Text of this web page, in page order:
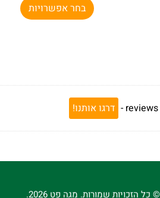
בחר אפשרויות
reviews
- דרגו אותנו!
© כל הזכויות שמורות. מגה פט 2026.